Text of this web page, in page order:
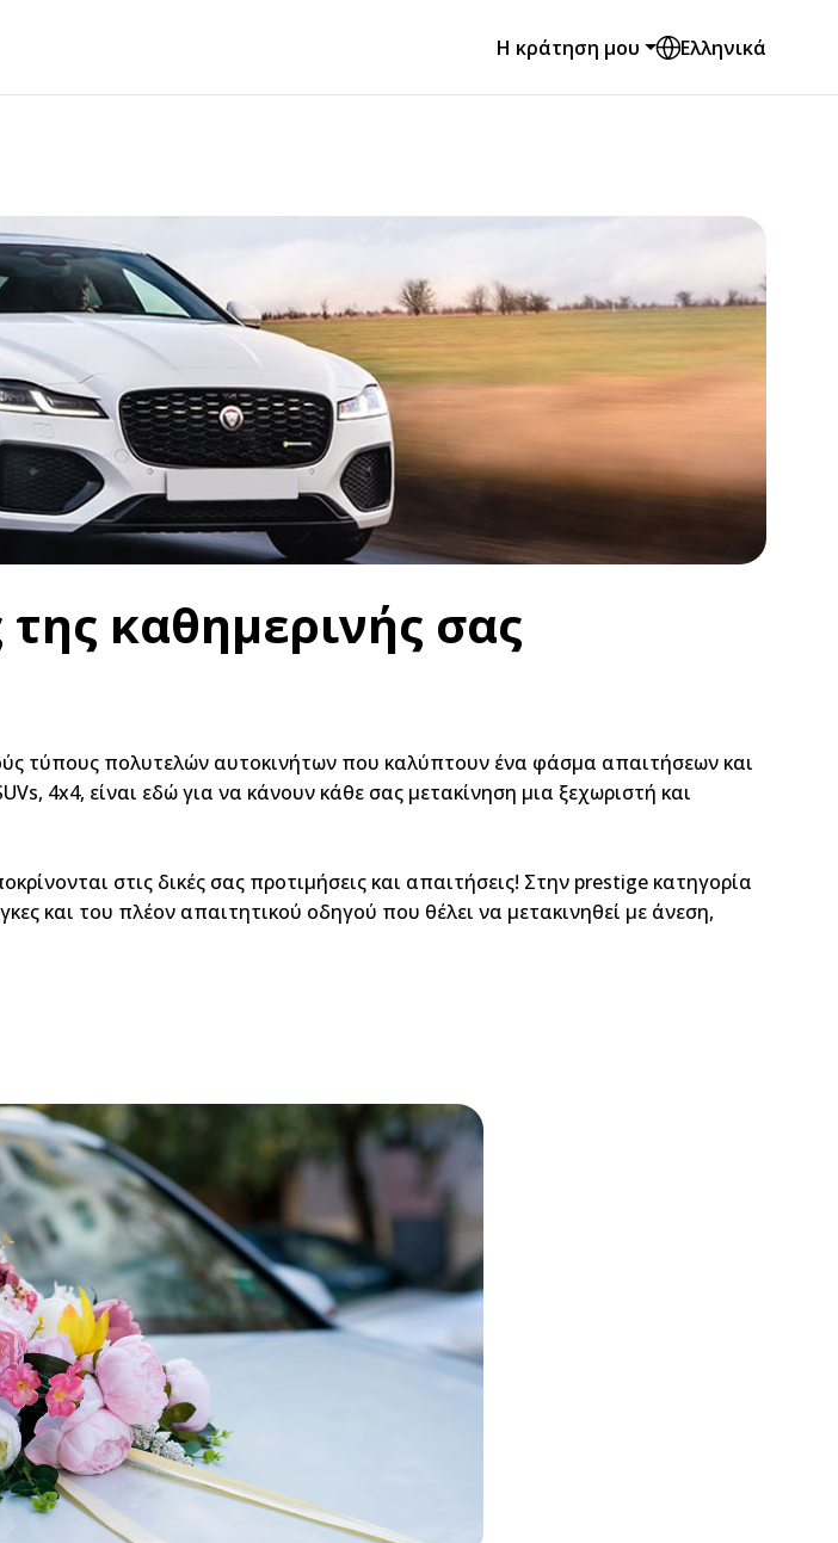
Η κράτηση μου Ελληνικά
καθημερινής σας
τύπους πολυτελών αυτοκινήτων που καλύπτουν ένα φάσμα απαιτήσεων και
4x4, είναι εδώ για να κάνουν κάθε σας μετακίνηση μια ξεχωριστή και
στις δικές σας προτιμήσεις και απαιτήσεις! Στην prestige κατηγορία
και του πλέον απαιτητικού οδηγού που θέλει να μετακινηθεί με άνεση,